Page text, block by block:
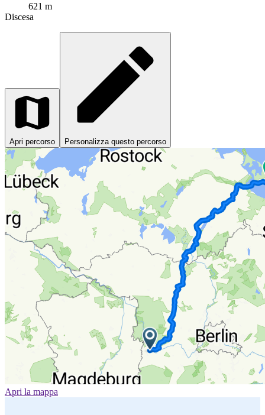
621 m
Discesa
Apri percorso Personalizza questo percorso
Apri la mappa